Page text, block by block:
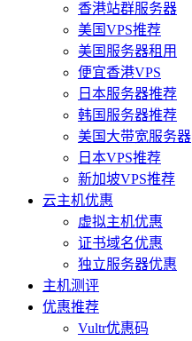
香港站群服务器
美国VPS推荐
美国服务器租用
便宜香港VPS
日本服务器推荐
韩国服务器推荐
美国大带宽服务器
日本VPS推荐
新加坡VPS推荐
云主机优惠
虚拟主机优惠
证书域名优惠
独立服务器优惠
主机测评
优惠推荐
Vultr优惠码